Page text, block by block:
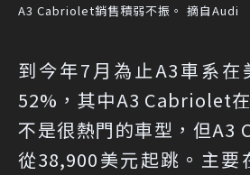
A3 Cabriolet銷售積弱不振。 摘自Audi
到今年7月為止A3車系在
52%，其中A3 Cabriolet
不是很熱門的車型，但A3
從38,900美元起跳。主要